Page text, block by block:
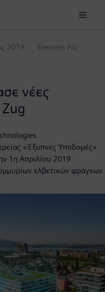
2019
Siemens AG
νέες
«Έξυπνες Υποδομές»
1η Απριλίου 2019
ελβετικών φράγκων